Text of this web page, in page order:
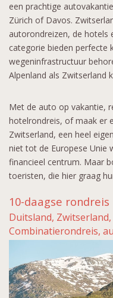
een prachtige
Zürich of Davos.
autorondreizen, de hotels
categorie bieden perfecte
wegeninfrastructuur
Alpenland als Zwitserland
Met de auto op vakantie,
hotelrondreis, of maak er
Zwitserland, een heel
niet tot de Europese Unie
financieel centrum. Maar
toeristen, die hier graag
10-daagse
Duitsland,
Combinatierondreis,